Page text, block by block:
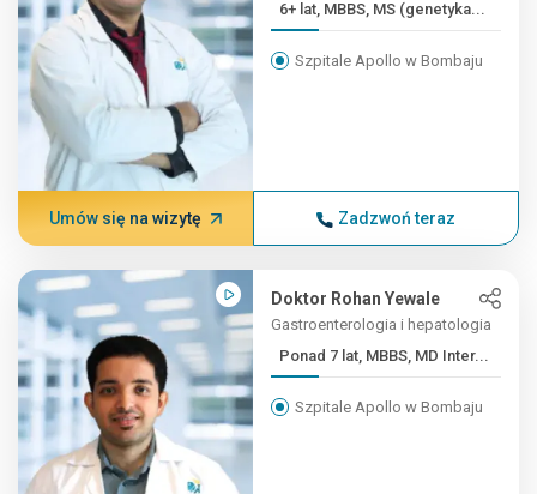
6+ lat, MBBS, MS (genetyka...
Szpitale Apollo w Bombaju
Umów się na wizytę Zadzwoń teraz
Doktor Rohan Yewale
Gastroenterologia i hepatologia
Ponad 7 lat, MBBS, MD Inter...
Szpitale Apollo w Bombaju